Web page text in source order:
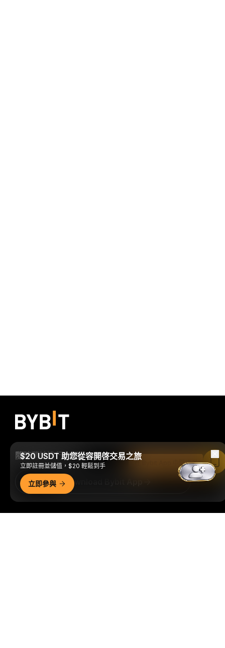
隨時隨地進行交易！
Download Bybit App
$20 USDT 助您從容開啓交易之旅
立即註冊並儲值，$20 輕鬆到手
立即參與
在 Bybit App 中閱讀